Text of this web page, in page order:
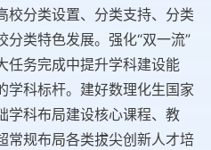
校分类设置、分类支持、分类
类特色发展。强化“双一流”
任务完成中提升学科建设能
学科标杆。建好数理化生国家
学科布局建设核心课程、教
常规布局各类拔尖创新人才培